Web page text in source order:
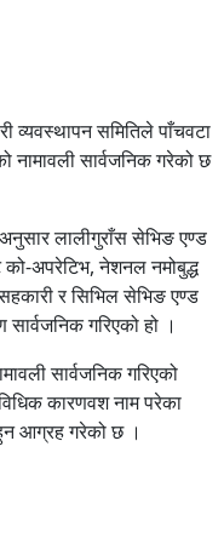
व्यवस्थापन समितिले पाँचवटा
सार्वजनिक गरेको छ
लालीगुराँस सेभिङ एण्ड
अपरेटिभ, नेशनल नमोबुद्ध
र सिभिल सेभिङ एण्ड
गरिएको हो ।
सार्वजनिक गरिएको
कारणवश नाम परेका
आग्रह गरेको छ ।